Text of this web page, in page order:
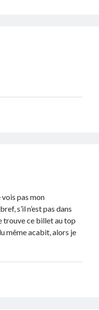
vois pas mon
s’il n’est pas dans
trouve ce billet au top
même acabit, alors je